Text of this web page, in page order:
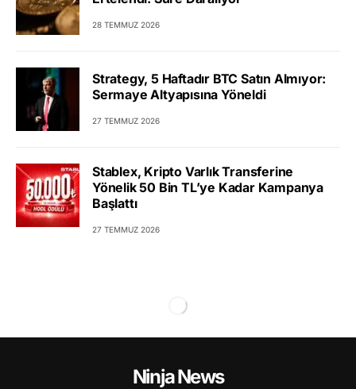
28 TEMMUZ 2026
Strategy, 5 Haftadır BTC Satın Almıyor:
Sermaye Altyapısına Yöneldi
27 TEMMUZ 2026
Stablex, Kripto Varlık Transferine
Yönelik 50 Bin TL’ye Kadar Kampanya
Başlattı
27 TEMMUZ 2026
Ninja News